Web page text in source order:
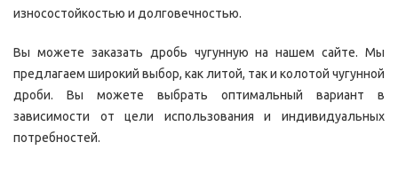
износостойкостью и долговечностью.
Вы можете заказать дробь чугунную на нашем сайте. Мы
предлагаем широкий выбор, как литой, так и колотой чугунной
дроби. Вы можете выбрать оптимальный вариант в
зависимости от цели использования и индивидуальных
потребностей.